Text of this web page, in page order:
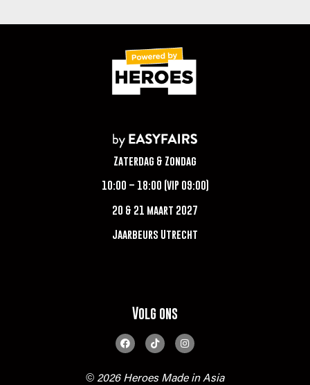
Zaterdag & Zondag
10:00 – 18:00 (VIP 09:00)
20 & 21 maart 2027
Jaarbeurs Utrecht
Volg ons
© 2026 Heroes Made in Asia